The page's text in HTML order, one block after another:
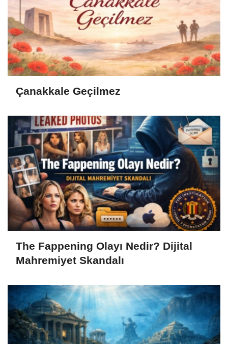
Çanakkale Geçilmez
The Fappening Olayı Nedir? Dijital
Mahremiyet Skandalı